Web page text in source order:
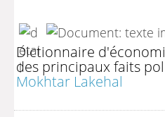
Dictionnaire
des principaux faits
Mokhtar Lakehal